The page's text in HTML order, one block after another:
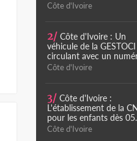
Côte d'Ivoire
2/ Côte d'Ivoire : Un
véhicule de la GESTOCI
circulant avec un
Côte d'Ivoire
3/ Côte d'Ivoire :
L'établissement de la
pour les enfants dès
Côte d'Ivoire